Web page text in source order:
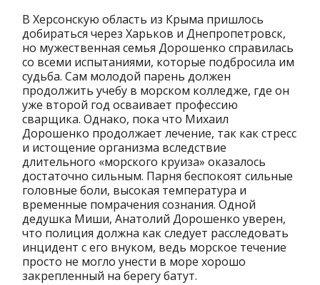
В Херсонскую область из Крыма пришлось
добираться через Харьков и Днепропетровск,
но мужественная семья Дорошенко справилась
со всеми испытаниями, которые подбросила им
судьба. Сам молодой парень должен
продолжить учебу в морском колледже, где он
уже второй год осваивает профессию
сварщика. Однако, пока что Михаил
Дорошенко продолжает лечение, так как стресс
и истощение организма вследствие
длительного «морского круиза» оказалось
достаточно сильным. Парня беспокоят сильные
головные боли, высокая температура и
временные помрачения сознания. Одной
дедушка Миши, Анатолий Дорошенко уверен,
что полиция должна как следует расследовать
инцидент с его внуком, ведь морское течение
просто не могло унести в море хорошо
закрепленный на берегу батут.